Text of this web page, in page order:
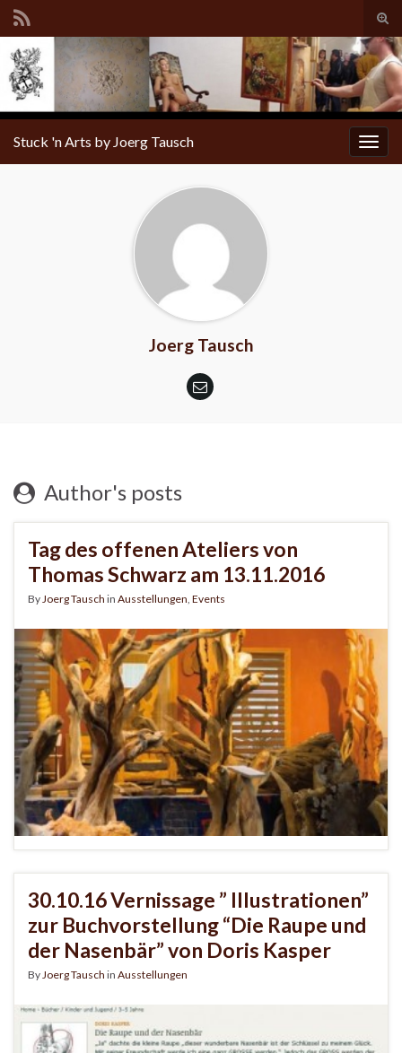
Stuck 'n Arts by Joerg Tausch
Joerg Tausch
Author's posts
Tag des offenen Ateliers von
Thomas Schwarz am 13.11.2016
ByJoerg Tausch in Ausstellungen, Events
30.10.16 Vernissage ” Illustrationen”
zur Buchvorstellung “Die Raupe und
der Nasenbär” von Doris Kasper
By Joerg Tausch in Ausstellungen